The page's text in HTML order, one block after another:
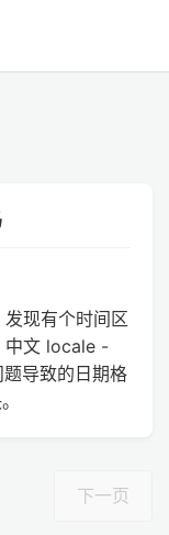
现有个时间区
中文 locale -
导致的日期格
下一页